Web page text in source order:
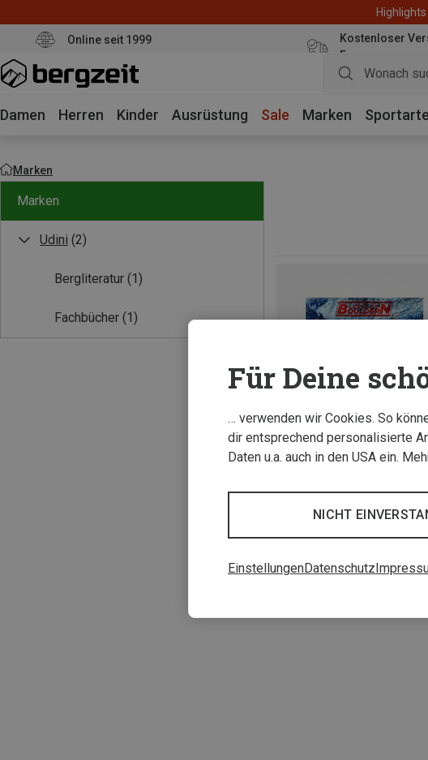
Online seit 1999
Kostenloser
Euro
Damen Herren Kinder Ausrüstung Sale Marken
Marken
Marken
Udini (2)
Bergliteratur (1)
Fachbücher (1)
Lizenz zum Bouldern
Für Deine
… verwenden wir Cookies. So
dir entsprechend personalisierte
Daten u.a. auch in den USA ein.
NICHT
EinstellungenDatenschutz